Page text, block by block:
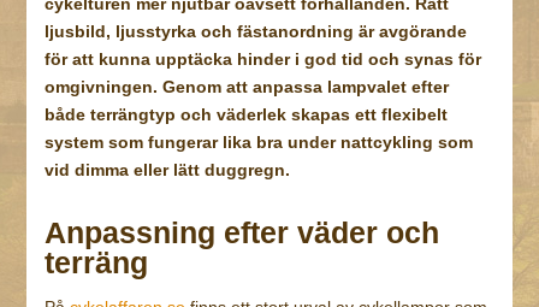
ljusbild, ljusstyrka och fästanordning är avgörande
för att kunna upptäcka hinder i god tid och synas för
omgivningen. Genom att anpassa lampvalet efter
både terrängtyp och väderlek skapas ett flexibelt
system som fungerar lika bra under nattcykling som
vid dimma eller lätt duggregn.
Anpassning efter väder och
terräng